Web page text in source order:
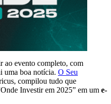
ao evento completo, com
uma boa notícia. O Seu
compilou tudo que
Investir em 2025” em um e-